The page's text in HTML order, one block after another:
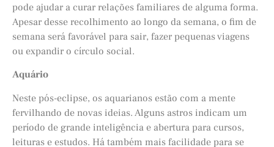
pode ajudar a curar relações familiares de alguma forma.
Apesar desse recolhimento ao longo da semana, o fim de
semana será favorável para sair, fazer pequenas viagens
ou expandir o círculo social.
Aquário
Neste pós-eclipse, os aquarianos estão com a mente
fervilhando de novas ideias. Alguns astros indicam um
período de grande inteligência e abertura para cursos,
leituras e estudos. Há também mais facilidade para se